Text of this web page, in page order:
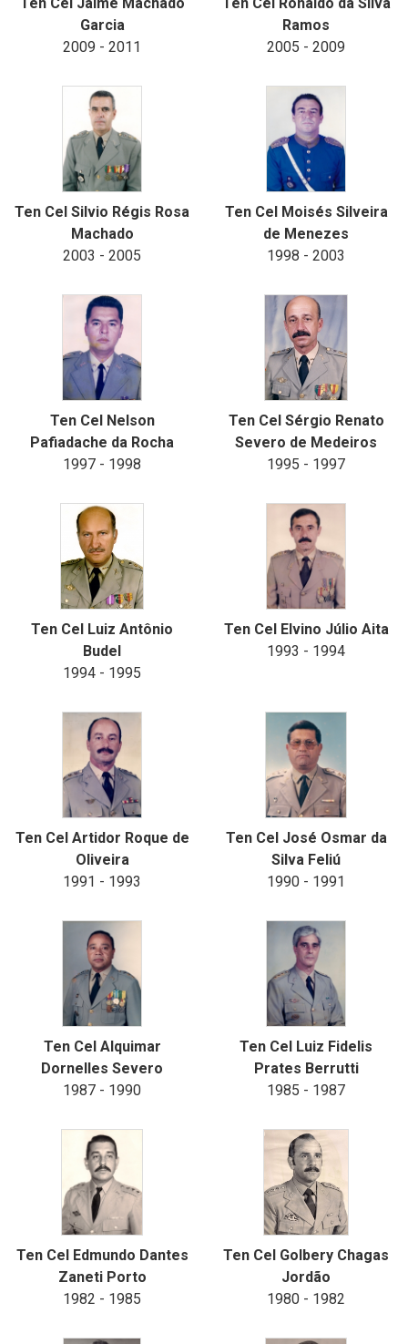
Garcia
2009 - 2011
Ramos
2005 - 2009
Ten Cel Silvio Régis Rosa
Machado
2003 - 2005
Ten Cel Moisés Silveira
de Menezes
1998 - 2003
Ten Cel Nelson
Pafiadache da Rocha
1997 - 1998
Ten Cel Sérgio Renato
Severo de Medeiros
1995 - 1997
Ten Cel Luiz Antônio
Budel
1994 - 1995
Ten Cel Elvino Júlio Aita
1993 - 1994
Ten Cel Artidor Roque de
Oliveira
1991 - 1993
Ten Cel José Osmar da
Silva Feliú
1990 - 1991
Ten Cel Alquimar
Dornelles Severo
1987 - 1990
Ten Cel Luiz Fidelis
Prates Berrutti
1985 - 1987
Ten Cel Edmundo Dantes
Zaneti Porto
1982 - 1985
Ten Cel Golbery Chagas
Jordão
1980 - 1982